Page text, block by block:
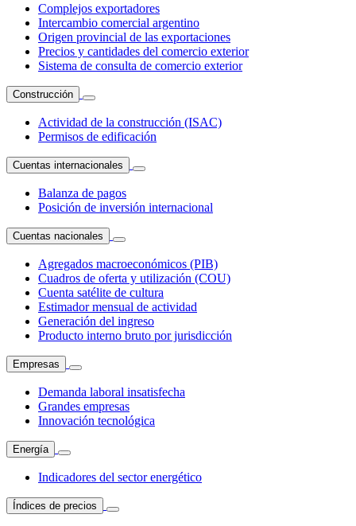
Complejos exportadores
Intercambio comercial argentino
Origen provincial de las exportaciones
Precios y cantidades del comercio exterior
Sistema de consulta de comercio exterior
Construcción
Actividad de la construcción (ISAC)
Permisos de edificación
Cuentas internacionales
Balanza de pagos
Posición de inversión internacional
Cuentas nacionales
Agregados macroeconómicos (PIB)
Cuadros de oferta y utilización (COU)
Cuenta satélite de cultura
Estimador mensual de actividad
Generación del ingreso
Producto interno bruto por jurisdicción
Empresas
Demanda laboral insatisfecha
Grandes empresas
Innovación tecnológica
Energía
Indicadores del sector energético
Índices de precios